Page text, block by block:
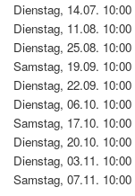
Dienstag, 14.07. 10:00
Dienstag, 11.08. 10:00
Dienstag, 25.08. 10:00
Samstag, 19.09. 10:00
Dienstag, 22.09. 10:00
Dienstag, 06.10. 10:00
Samstag, 17.10. 10:00
Dienstag, 20.10. 10:00
Dienstag, 03.11. 10:00
Samstag, 07.11. 10:00